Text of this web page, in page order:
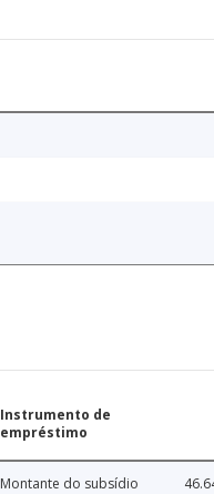
Instrumento de
empréstimo
Montante do subsídio